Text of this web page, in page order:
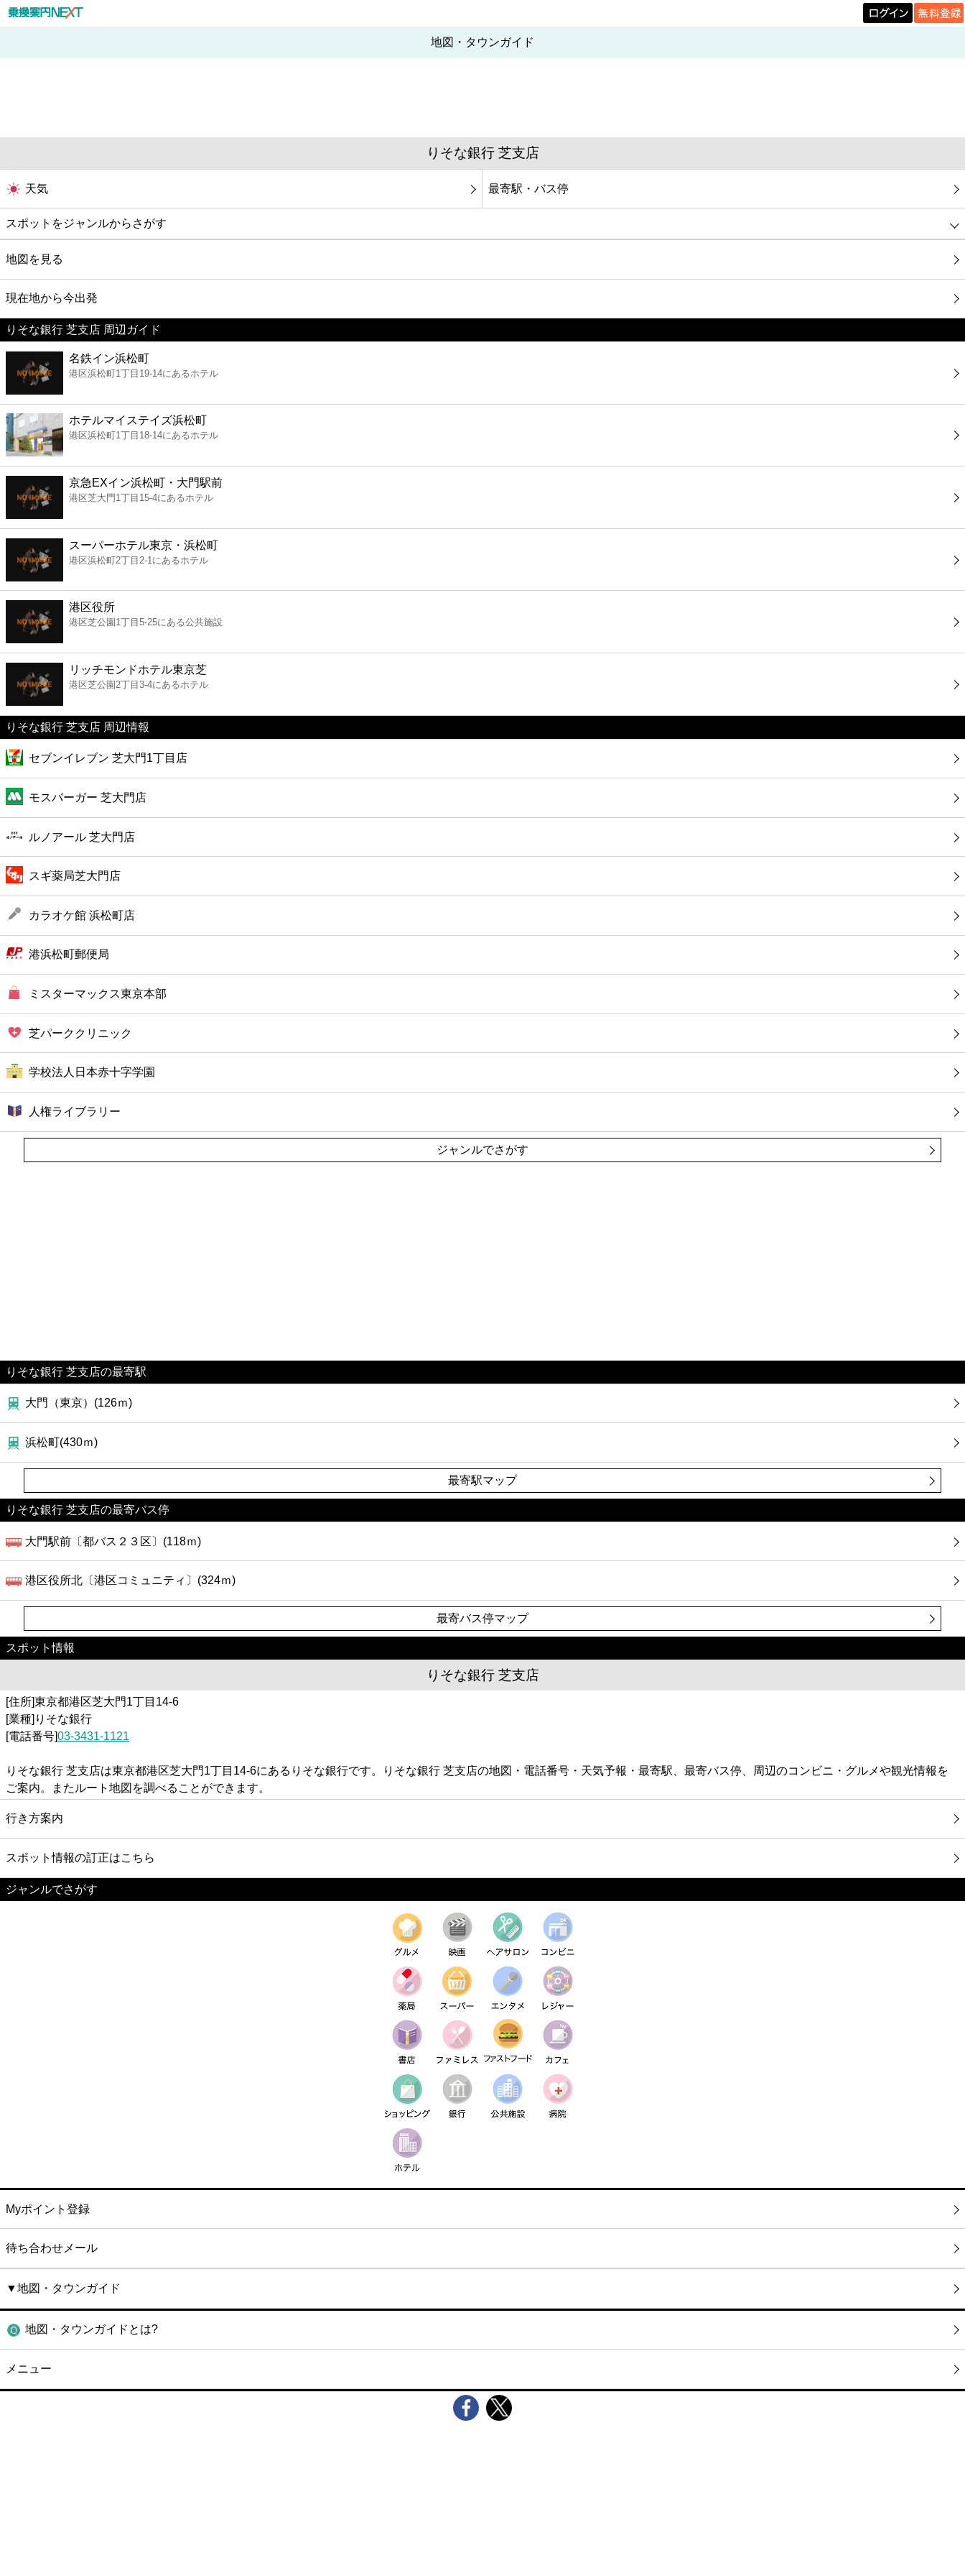
地図・タウンガイド
りそな銀行 芝支店
天気 最寄駅・バス停
スポットをジャンルからさがす
グルメ
映画
美容
コンビニ
薬局
スーパー
エンタメ
レジャー
書店
ファミレス
ファーストフード
カフェ
ショッピング
銀行
公共
ホテル
地図を見る
現在地から今出発
りそな銀行 芝支店 周辺ガイド
名鉄イン浜松町
港区浜松町1丁目19-14にあるホテル
ホテルマイステイズ浜松町
港区浜松町1丁目18-14にあるホテル
京急EXイン浜松町・大門駅前
港区芝大門1丁目15-4にあるホテル
スーパーホテル東京・浜松町
港区浜松町2丁目2-1にあるホテル
港区役所
港区芝公園1丁目5-25にある公共施設
リッチモンドホテル東京芝
港区芝公園2丁目3-4にあるホテル
りそな銀行 芝支店 周辺情報
セブンイレブン 芝大門1丁目店
モスバーガー 芝大門店
ルノアール 芝大門店
スギ薬局芝大門店
カラオケ館 浜松町店
港浜松町郵便局
ミスターマックス東京本部
芝パーククリニック
学校法人日本赤十字学園
人権ライブラリー
ジャンルでさがす
りそな銀行 芝支店の最寄駅
大門（東京）(126ｍ)
浜松町(430ｍ)
最寄駅マップ
りそな銀行 芝支店の最寄バス停
大門駅前〔都バス２３区〕(118ｍ)
港区役所北〔港区コミュニティ〕(324ｍ)
最寄バス停マップ
スポット情報
りそな銀行 芝支店
[住所]東京都港区芝大門1丁目14-6
[業種]りそな銀行
[電話番号]03-3431-1121
りそな銀行 芝支店は東京都港区芝大門1丁目14-6にあるりそな銀行です。りそな銀行 芝支店の地図・電話番号・天気予報・最寄駅、最寄バス停、周辺のコンビニ・グルメや観光情報を
ご案内。またルート地図を調べることができます。
行き方案内
スポット情報の訂正はこちら
ジャンルでさがす
Myポイント登録
待ち合わせメール
▼地図・タウンガイド
地図・タウンガイドとは?
メニュー